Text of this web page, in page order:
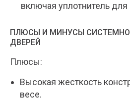
включая уплотнитель
ПЛЮСЫ И МИНУСЫ
ДВЕРЕЙ
Плюсы:
Высокая жесткость
весе.